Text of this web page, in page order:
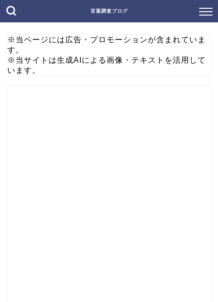
言葉調査ブログ
※当ページには広告・プロモーションが含まれていま
す。
※当サイトは生成AIによる画像・テキストを活用して
います。